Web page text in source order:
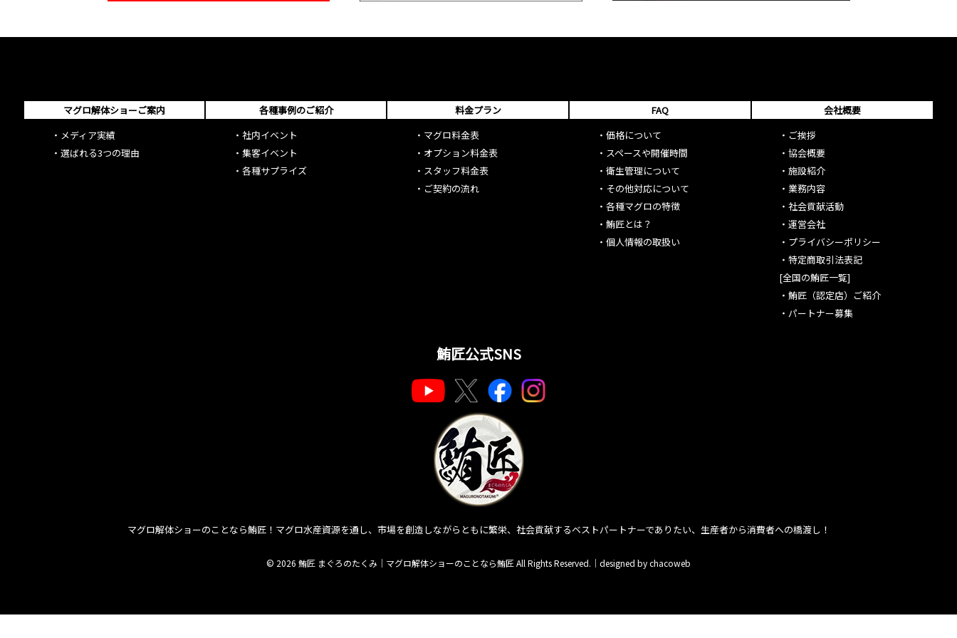
マグロ解体ショーご案内
・ メディア実績
・ 選ばれる3つの理由
各種事例のご紹介
・ 社内イベント
・ 集客イベント
・ 各種サプライズ
料金プラン
・ マグロ料金表
・ オプション料金表
・ スタッフ料金表
・ ご契約の流れ
FAQ
・価格について
・ スペースや開催時間
・衛生管理について
・ その他対応について
・各種マグロの特徴
・鮪匠とは？
・個人情報の取扱い
会社概要
・ ご挨拶
・協会概要
・施設紹介
・ 業務内容
・社会貢献活動
・運営会社
・ プライバシーポリシー
・特定商取引法表記
[全国の鮪匠一覧]
・鮪匠（認定店）ご紹介
・パートナー募集
鮪匠公式SNS
マグロ解体ショーのことなら鮪匠！マグロ水産資源を通し、市場を創造しながらともに繁栄、社会貢献するベストパートナーでありたい、生産者から消費者への橋渡し！
© 2026 鮪匠 まぐろのたくみ｜マグロ解体ショーのことなら鮪匠 All Rights Reserved.｜ designed by chacoweb